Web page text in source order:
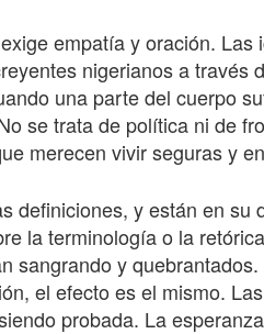
empatía y oración. Las
nigerianos a través
una parte del cuerpo
se trata de política ni de
merecen vivir seguras y
definiciones, y están en su
la terminología o la
sangrando y
el efecto es el mismo.
probada. La